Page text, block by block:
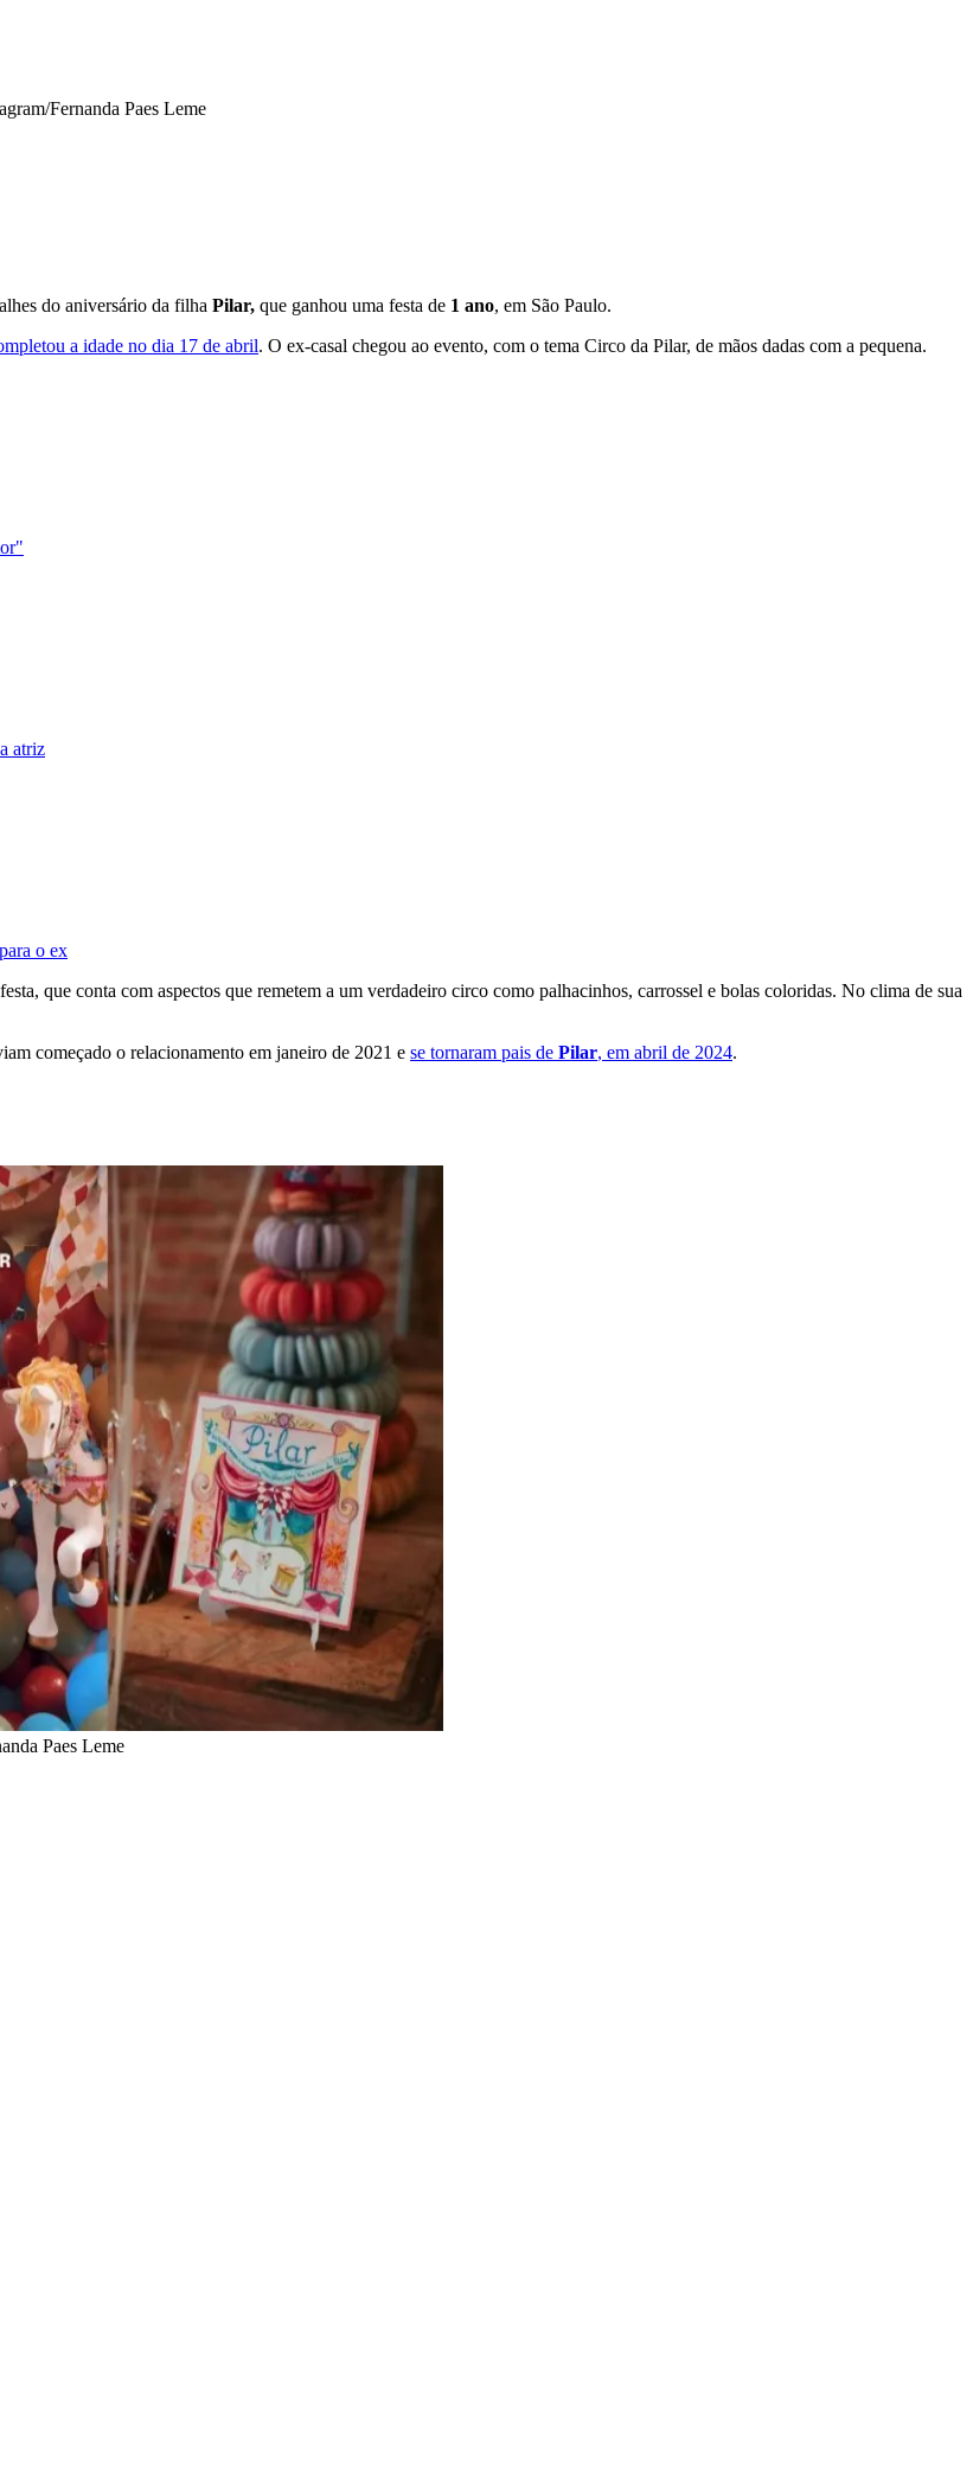
Fernanda Paes Leme
do aniversário da filha Pilar, que ganhou uma festa de 1 ano, em São Paulo.
a idade no dia 17 de abril. O ex-casal chegou ao evento, com o tema Circo da Pilar, de mãos dadas com a pequena.
atriz
o ex
que conta com aspectos que remetem a um verdadeiro circo como palhacinhos, carrossel e bolas coloridas. No clima de sua
começado o relacionamento em janeiro de 2021 e se tornaram pais de Pilar, em abril de 2024.
Paes Leme